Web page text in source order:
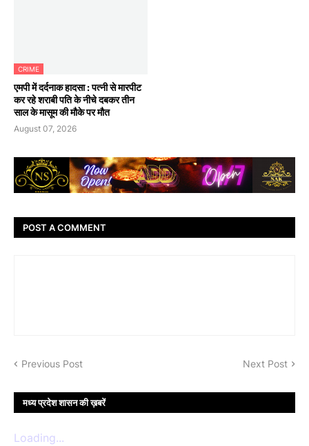
CRIME
एमपी में दर्दनाक हादसा : पत्नी से मारपीट
कर रहे शराबी पति के नीचे दबकर तीन
साल के मासूम की मौके पर मौत
August 07, 2026
POST A COMMENT
Previous Post Next Post
मध्य प्रदेश शासन की ख़बरें
Loading...